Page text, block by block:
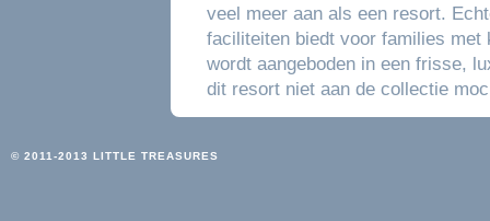
veel meer aan als een resort.
faciliteiten biedt voor families met
wordt aangeboden in een frisse,
dit resort niet aan de collectie
© 2011-2013 LITTLE TREASURES